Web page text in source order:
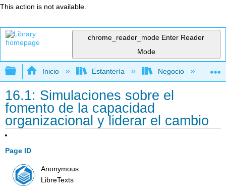
This action is not available.
chrome_reader_mode Enter Reader
Mode
Expandir/contraer jerarquía global
Inicio Estantería Negocio
16.1: Simulaciones sobre el
fomento de la capacidad
organizacional y liderar el cambio
Page ID
Anonymous
LibreTexts